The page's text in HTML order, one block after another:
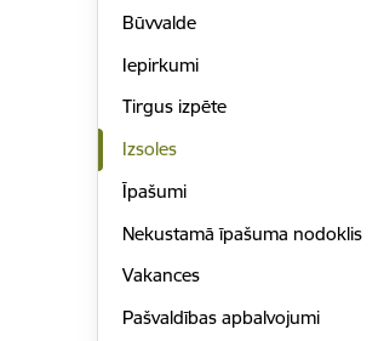
Būvvalde
Iepirkumi
Tirgus izpēte
Izsoles
Īpašumi
Nekustamā īpašuma nodoklis
Vakances
Pašvaldības apbalvojumi